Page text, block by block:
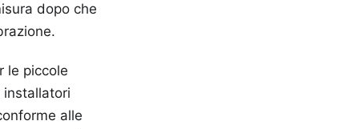
dopo che
le piccole
alle